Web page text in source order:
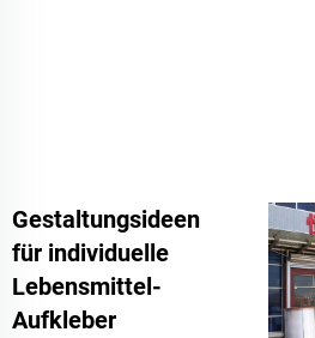
Gestaltungsideen
für individuelle
Lebensmittel-
Aufkleber